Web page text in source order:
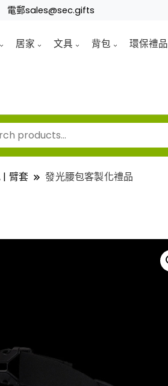
電郵sales@sec.gifts
居家 文具 背包 環保禮品
| 臂套 發光腰包客製化禮品